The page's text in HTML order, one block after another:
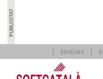
Notícies